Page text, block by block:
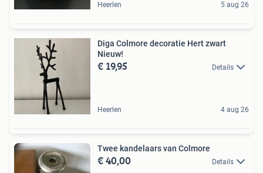
Heerlen 5 aug 26
Diga Colmore decoratie Hert zwart
Nieuw!
€ 19,95 Details
Heerlen 4 aug 26
Twee kandelaars van Colmore
€ 40,00 Details